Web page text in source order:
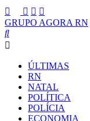
GRUPO AGORA RN
ÚLTIMAS
RN
NATAL
POLÍTICA
POLÍCIA
ECONOMIA